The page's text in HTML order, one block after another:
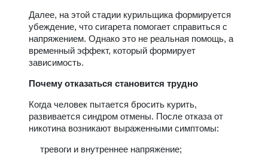
Далее, на этой стадии курильщика формируется
убеждение, что сигарета помогает справиться с
напряжением. Однако это не реальная помощь, а
временный эффект, который формирует
зависимость.
Почему отказаться становится трудно
Когда человек пытается бросить курить,
развивается синдром отмены. После отказа от
никотина возникают выраженными симптомы:
тревоги и внутреннее напряжение;